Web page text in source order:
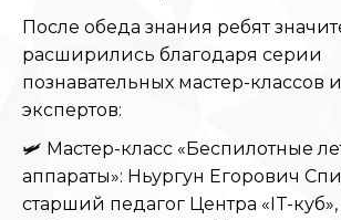
После обеда знания ребят
расширились благодаря серии
познавательных мастер-классов
экспертов:
🛩 Мастер-класс «Беспилотные
аппараты»: Ньургун Егорович
старший педагог Центра «IT-